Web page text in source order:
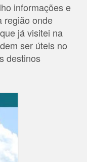
informações e
região onde
já visitei na
ser úteis no
destinos